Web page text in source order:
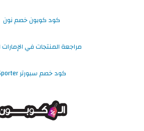
كود كوبون خصم نون
مراجعة المنتجات في الإمارات
كود خصم سبورتر Sporter